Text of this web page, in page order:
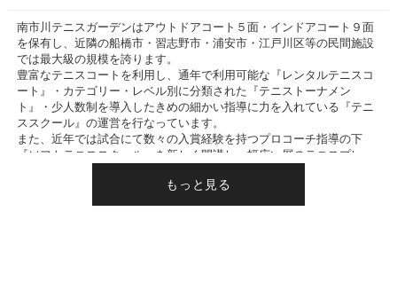
南市川テニスガーデンはアウトドアコート５面・インドアコート９面
を保有し、近隣の船橋市・習志野市・浦安市・江戸川区等の民間施設
では最大級の規模を誇ります。
豊富なテニスコートを利用し、通年で利用可能な『レンタルテニスコ
ート』・カテゴリー・レベル別に分類された『テニストーナメン
ト』・少人数制を導入したきめの細かい指導に力を入れている『テニ
ススクール』の運営を行なっています。
また、近年では試合にて数々の入賞経験を持つプロコーチ指導の下
『ソフトテニススクール』を新しく開講し、幅広い層のテニスプレー
付帯設備として『プロショップ』・『オートテニス』を完備し、テニ
スの事なら何でも叶うテニスクラブを目指しています。